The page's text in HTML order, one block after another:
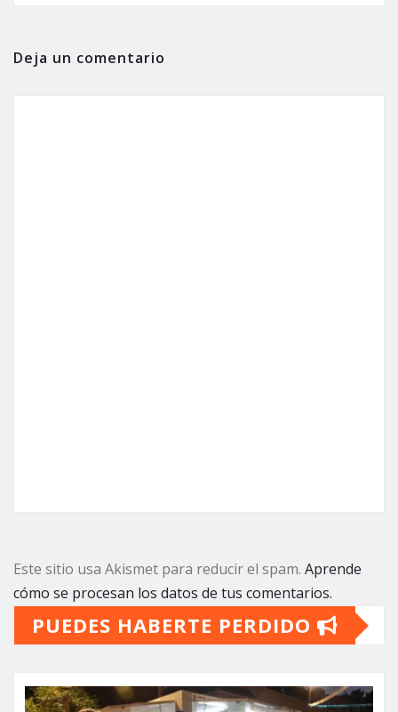
Deja un comentario
Este sitio usa Akismet para reducir el spam. Aprende
cómo se procesan los datos de tus comentarios.
PUEDES HABERTE PERDIDO